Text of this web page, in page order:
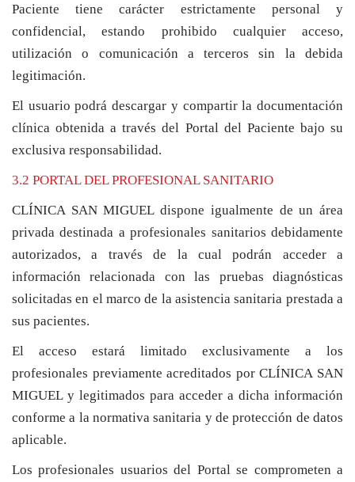
Paciente tiene carácter estrictamente personal y
confidencial, estando prohibido cualquier acceso,
utilización o comunicación a terceros sin la debida
legitimación.
El usuario podrá descargar y compartir la documentación
clínica obtenida a través del Portal del Paciente bajo su
exclusiva responsabilidad.
3.2 PORTAL DEL PROFESIONAL SANITARIO
CLÍNICA SAN MIGUEL dispone igualmente de un área
privada destinada a profesionales sanitarios debidamente
autorizados, a través de la cual podrán acceder a
información relacionada con las pruebas diagnósticas
solicitadas en el marco de la asistencia sanitaria prestada a
sus pacientes.
El acceso estará limitado exclusivamente a los
profesionales previamente acreditados por CLÍNICA SAN
MIGUEL y legitimados para acceder a dicha información
conforme a la normativa sanitaria y de protección de datos
aplicable.
Los profesionales usuarios del Portal se comprometen a